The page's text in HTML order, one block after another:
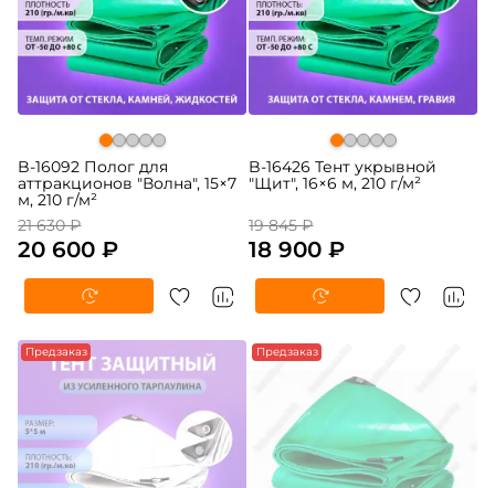
B-16092 Полог для
аттракционов "Волна", 15×7
м, 210 г/м²
21 630 ₽
20 600 ₽
B-16426 Тент укрывной
"Щит", 16×6 м, 210 г/м²
19 845 ₽
18 900 ₽
Предзаказ Предзаказ